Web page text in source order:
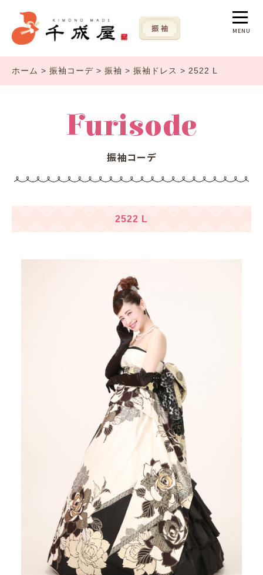
MENU
ホーム > 振袖コーデ > 振袖 > 振袖ドレス > 2522 L
Furisode
振袖コーデ
2522 L